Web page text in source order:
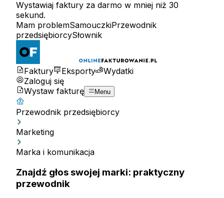
Wystawiaj faktury za darmo w mniej niż 30
sekund.
Mam problemSamouczkiPrzewodnik
przedsiębiorcySłownik
Faktury Eksporty
Wydatki
Zaloguj się
Wystaw fakturę
Menu
Przewodnik przedsiębiorcy
Marketing
Marka i komunikacja
Znajdź głos swojej marki: praktyczny
przewodnik